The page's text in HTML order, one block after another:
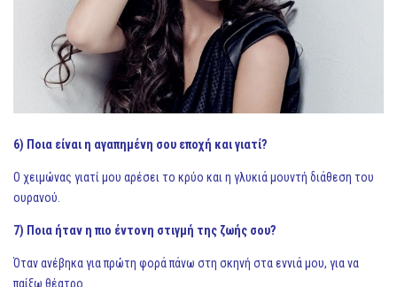
6) Ποια είναι η αγαπημένη σου εποχή και γιατί?
Ο χειμώνας γιατί μου αρέσει το κρύο και η γλυκιά μουντή διάθεση του
ουρανού.
7) Ποια ήταν η πιο έντονη στιγμή της ζωής σου?
Όταν ανέβηκα για πρώτη φορά πάνω στη σκηνή στα εννιά μου, για να
παίξω θέατρο.